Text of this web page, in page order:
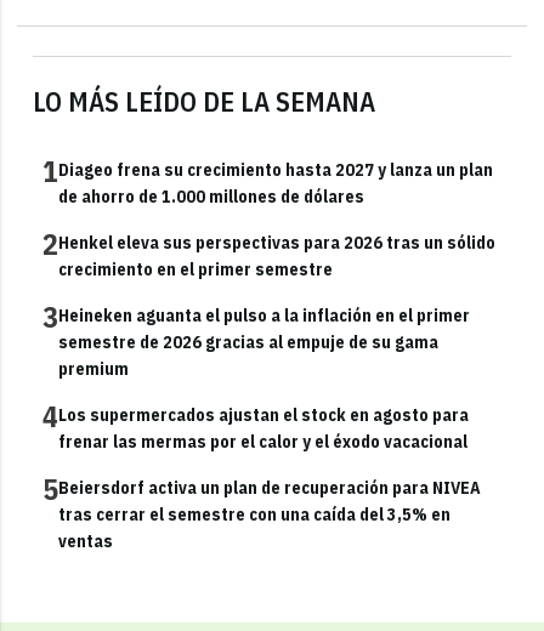
LO MÁS LEÍDO DE LA SEMANA
1Diageo frena su crecimiento hasta 2027 y lanza un plan
de ahorro de 1.000 millones de dólares
2Henkel eleva sus perspectivas para 2026 tras un sólido
crecimiento en el primer semestre
3Heineken aguanta el pulso a la inflación en el primer
semestre de 2026 gracias al empuje de su gama
premium
4Los supermercados ajustan el stock en agosto para
frenar las mermas por el calor y el éxodo vacacional
5Beiersdorf activa un plan de recuperación para NIVEA
tras cerrar el semestre con una caída del 3,5% en
ventas